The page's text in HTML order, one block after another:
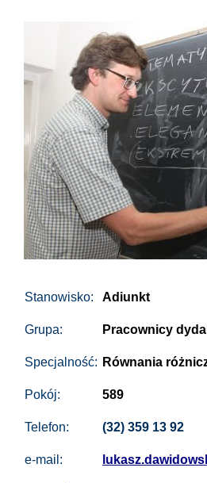
Stanowisko:
Grupa:
Specjalność:
Pokój:
Telefon:
e-mail:
Adiunkt
Pracownicy
Równania
589
(32) 359 13 92